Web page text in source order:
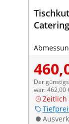
Der
war: 462,00
Zeitlich